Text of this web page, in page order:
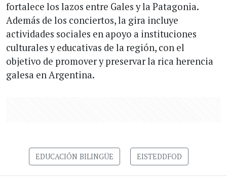
fortalece los lazos entre Gales y la Patagonia.
Además de los conciertos, la gira incluye
actividades sociales en apoyo a instituciones
culturales y educativas de la región, con el
objetivo de promover y preservar la rica herencia
galesa en Argentina.
EDUCACIÓN BILINGÜE EISTEDDFOD